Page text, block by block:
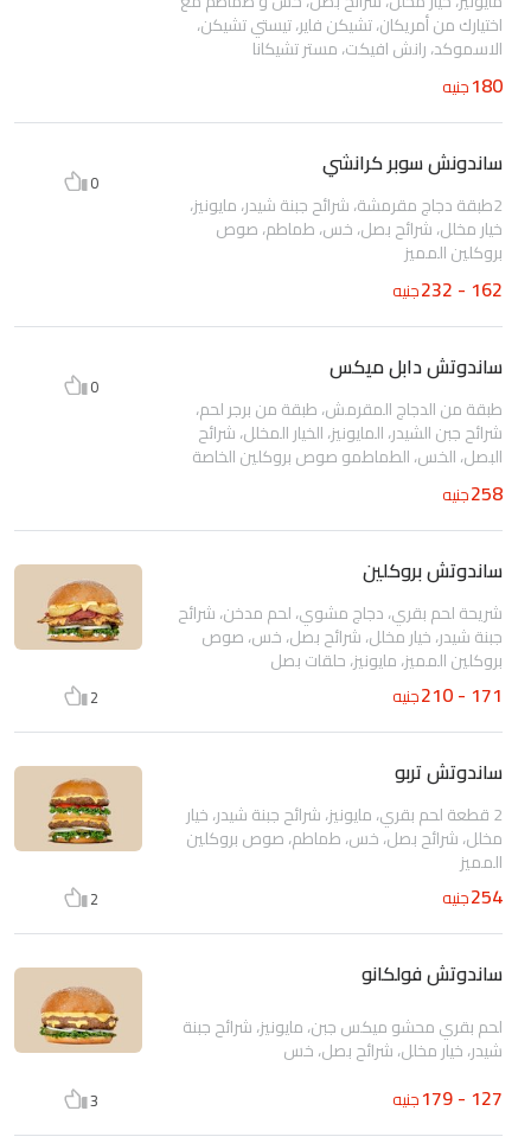
اختيارك من أمريكان، تشيكن فاير، تيستي تشيكن،
الاسموكد، رانش افيكت، مستر تشيكانا
180جنيه
ساندونش سوبر كرانشي
2طبقة دجاج مقرمشة، شرائح جبنة شيدر، مايونيز،
خيار مخلل، شرائح بصل، خس، طماطم، صوص
بروكلين المميز
162 - 232 جنيه
0
ساندوتش دابل ميكس
طبقة من الدجاج المقرمش، طبقة من برجر لحم،
شرائح جبن الشيدر، المايونيز، الخيار المخلل، شرائح
البصل، الخس، الطماطمو صوص بروكلين الخاصة
258جنيه
0
ساندوتش بروكلين
شريحة لحم بقري، دجاج مشوي، لحم مدخن، شرائح
جبنة شيدر، خيار مخلل، شرائح بصل، خس، صوص
بروكلين المميز، مايونيز، حلقات بصل
171 - 210 جنيه 2
ساندوتش تربو
2 قطعة لحم بقري، مايونيز، شرائح جبنة شيدر، خيار
مخلل، شرائح بصل، خس، طماطم، صوص بروكلين
المميز
254جنيه 2
ساندوتش فولكانو
لحم بقري محشو ميكس جبن، مايونيز، شرائح جبنة
شيدر، خيار مخلل، شرائح بصل، خس
127 - 179 جنيه 3